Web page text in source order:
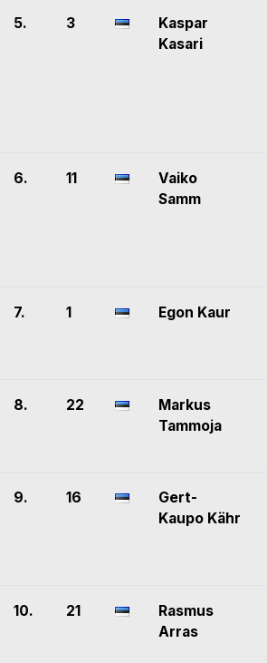
5. 3
Kaspar
Kasari
6. 11
Vaiko
Samm
7. 1 Egon Kaur
8. 22
Markus
Tammoja
9. 16
Gert-
Kaupo Kähr
10. 21
Rasmus
Arras